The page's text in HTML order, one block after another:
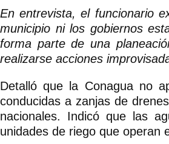
En entrevista, el funcionario
municipio ni los gobiernos
forma parte de una
realizarse acciones
Detalló que la Conagua no
conducidas a zanjas de
nacionales. Indicó que las
unidades de riego que operan